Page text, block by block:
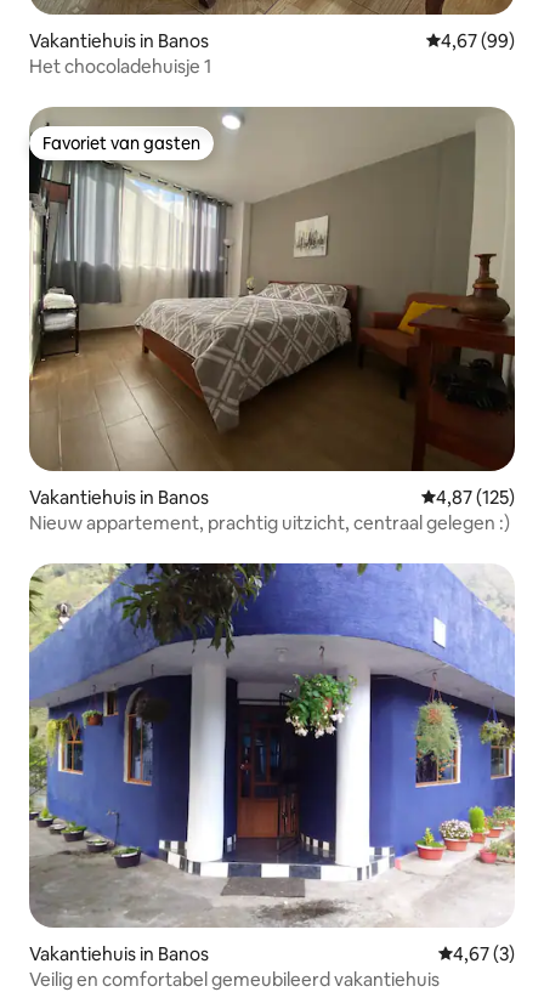
Vakantiehuis in Banos Gemiddelde
4,67 (99)
Het chocoladehuisje 1
Favoriet van gasten
Favoriet van gasten
Vakantiehuis in Banos Gemiddelde
4,87 (125)
Nieuw appartement, prachtig uitzicht, centraal gelegen :)
Vakantiehuis in Banos
4,67 (3)
Veilig en comfortabel gemeubileerd vakantiehuis